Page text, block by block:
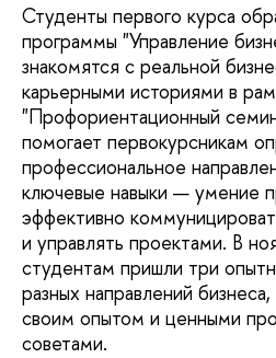
Студенты первого курса
программы "Управление
знакомятся с реальной
карьерными историями в
"Профориентационный
помогает первокурсникам
профессиональное
ключевые навыки — умение
эффективно
и управлять проектами. В
студентам пришли три
разных направлений
своим опытом и ценными
советами.